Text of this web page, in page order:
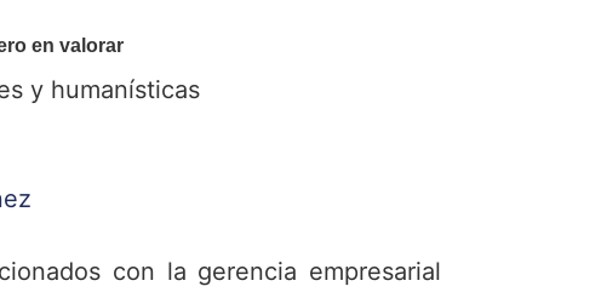
en valorar
y humanísticas
con la gerencia empresarial